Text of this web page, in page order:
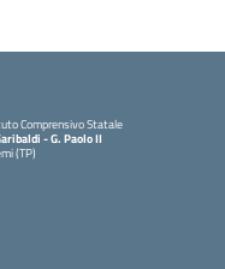
Comprensivo Statale
- G. Paolo II
(TP)